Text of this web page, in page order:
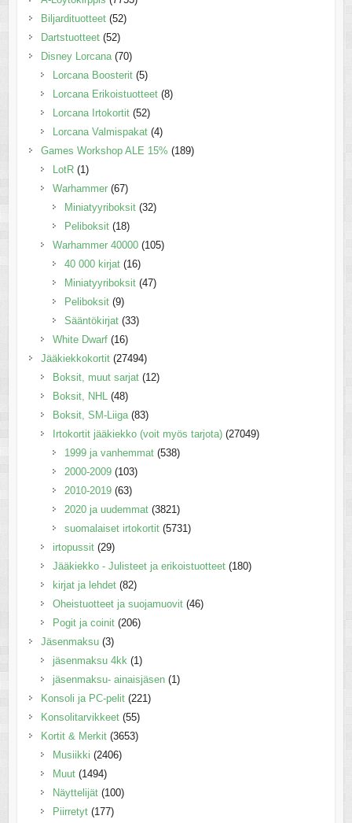
Biljardituotteet (52)
Dartstuotteet (52)
Disney Lorcana (70)
Lorcana Boosterit (5)
Lorcana Erikoistuotteet (8)
Lorcana Irtokortit (52)
Lorcana Valmispakat (4)
Games Workshop ALE 15% (189)
LotR (1)
Warhammer (67)
Miniatyyriboksit (32)
Peliboksit (18)
Warhammer 40000 (105)
40 000 kirjat (16)
Miniatyyriboksit (47)
Peliboksit (9)
Sääntökirjat (33)
White Dwarf (16)
Jääkiekkokortit (27494)
Boksit, muut sarjat (12)
Boksit, NHL
(48)
Boksit, SM-Liiga (83)
Irtokortit jääkiekko (voit myös tarjota) (27049)
1999 ja vanhemmat (538)
2000-2009 (103)
2010-2019 (63)
2020 ja uudemmat (3821)
suomalaiset irtokortit (5731)
irtopussit (29)
Jääkiekko - Julisteet ja erikoistuotteet (180)
kirjat ja lehdet (82)
Oheistuotteet ja suojamuovit (46)
Pogit ja coinit (206)
Jäsenmaksu (3)
jäsenmaksu 4kk (1)
jäsenmaksu- ainaisjäsen (1)
Konsoli ja PC-pelit (221)
Konsolitarvikkeet (55)
Kortit & Merkit (3653)
Musiikki (2406)
Muut (1494)
Näyttelijät (100)
Piirretyt (177)